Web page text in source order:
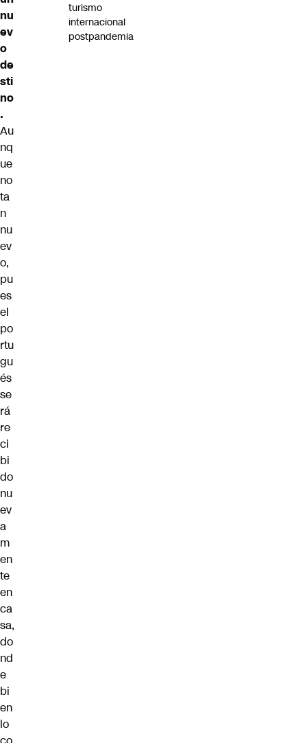
nu
ev
o
de
sti
no
.
Au
nq
ue
no
ta
n
nu
ev
o,
pu
es
el
po
rtu
gu
és
se
rá
re
ci
bi
do
nu
ev
a
m
en
te
en
ca
sa,
do
nd
e
bi
en
lo
turismo
internacional
postpandemia